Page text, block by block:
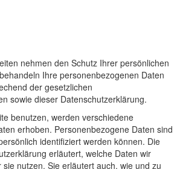
nehmen den Schutz Ihrer persönlichen
Ihre personenbezogenen Daten
der gesetzlichen
sowie dieser Datenschutzerklärung.
benutzen, werden verschiedene
erhoben. Personenbezogene Daten sind
identifiziert werden können. Die
erläutert, welche Daten wir
nutzen. Sie erläutert auch, wie und zu